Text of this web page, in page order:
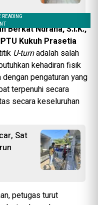
Berkat Ndraha, S.I.K.,
Kukuh Prasetia
U-turnadalah salah
kehadiran fisik
pengaturan yang
terpenuhi secara
secara keseluruhan
Sat
petugas turut